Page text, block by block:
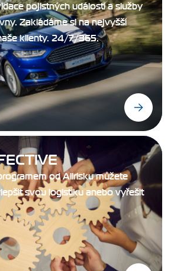
pojistných událostí a služby
Zakládáme si na nejvyšší
klienty. 24/7/365.
od Allrisku můžete
svou logistiku anebo vyřešit